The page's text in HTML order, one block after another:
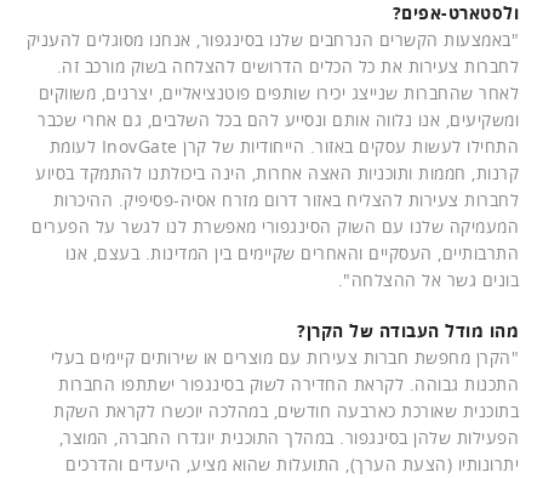
ולסטארט-אפים?
"באמצעות הקשרים הנרחבים שלנו בסינגפור, אנחנו מסוגלים להעניק
לחברות צעירות את כל הכלים הדרושים להצלחה בשוק מורכב זה.
לאחר שהחברות שנייצג יכירו שותפים פוטנציאליים, יצרנים, משווקים
ומשקיעים, אנו נלווה אותם ונסייע להם בכל השלבים, גם אחרי שכבר
התחילו לעשות עסקים באזור. הייחודיות של קרן InovGate לעומת
קרנות, חממות ותוכניות האצה אחרות, הינה ביכולתנו להתמקד בסיוע
לחברות צעירות להצליח באזור דרום מזרח אסיה-פסיפיק. ההיכרות
המעמיקה שלנו עם השוק הסינגפורי מאפשרת לנו לגשר על הפערים
התרבותיים, העסקיים והאחרים שקיימים בין המדינות. בעצם, אנו
בונים גשר אל ההצלחה".
מהו מודל העבודה של הקרן?
"הקרן מחפשת חברות צעירות עם מוצרים או שירותים קיימים בעלי
התכנות גבוהה. לקראת החדירה לשוק בסינגפור ישתתפו החברות
בתוכנית שאורכת כארבעה חודשים, במהלכה יוכשרו לקראת השקת
הפעילות שלהן בסינגפור. במהלך התוכנית יוגדרו החברה, המוצר,
יתרונותיו (הצעת הערך), התועלות שהוא מציע, היעדים והדרכים